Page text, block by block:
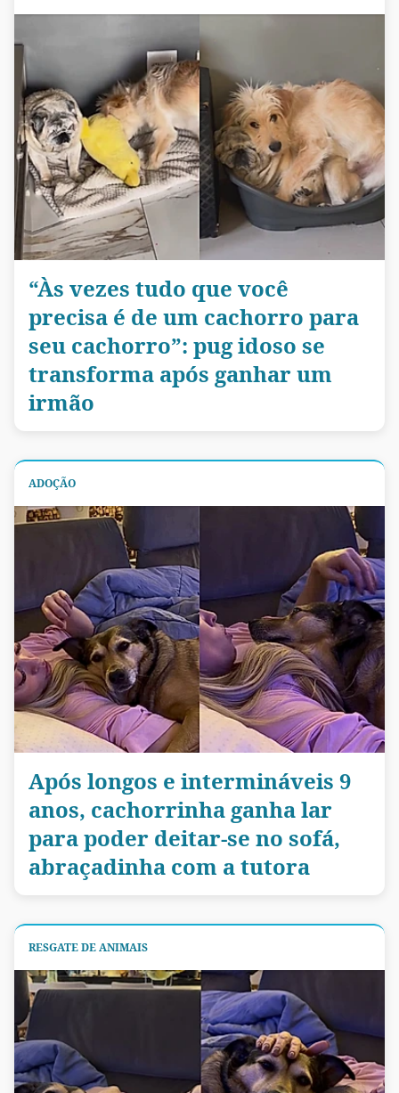
“Às vezes tudo que você
precisa é de um cachorro para
seu cachorro”: pug idoso se
transforma após ganhar um
irmão
ADOÇÃO
Após longos e intermináveis 9
anos, cachorrinha ganha lar
para poder deitar-se no sofá,
abraçadinha com a tutora
RESGATE DE ANIMAIS